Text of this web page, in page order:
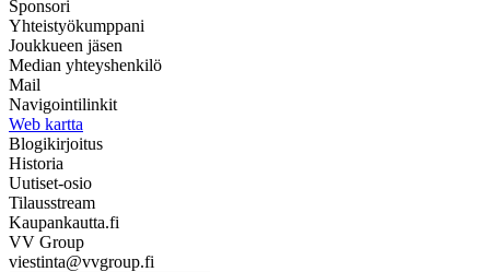
Sponsori
Yhteistyökumppani
Joukkueen jäsen
Median yhteyshenkilö
Mail
Navigointilinkit
Web kartta
Blogikirjoitus
Historia
Uutiset-osio
Tilausstream
Kaupankautta.fi
VV Group
viestinta@vvgroup.fi